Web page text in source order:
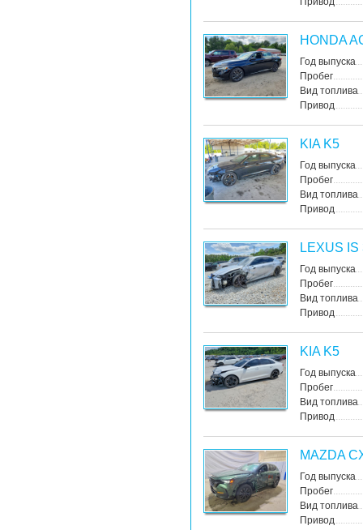
HONDA
Год выпуска
Пробег
Вид топлива
Привод
KIA K5
Год выпуска
Пробег
Вид топлива
Привод
LEXUS IS
Год выпуска
Пробег
Вид топлива
Привод
KIA K5
Год выпуска
Пробег
Вид топлива
Привод
MAZDA
Год выпуска
Пробег
Вид топлива
Привод